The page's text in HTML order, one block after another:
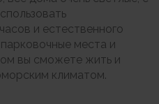
и естественного
места и
вы сможете жить и
климатом.